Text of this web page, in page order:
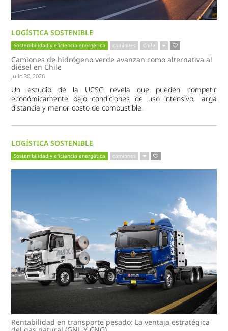
LOGÍSTICA SOSTENIBLE
Sostenibilidad y eficiencia energética camiones Chile
Camiones de hidrógeno verde avanzan como alternativa al
diésel en Chile
Julio 30, 2026
Un estudio de la UCSC revela que pueden competir
económicamente bajo condiciones de uso intensivo, larga
distancia y menor costo de combustible.
LOGÍSTICA SOSTENIBLE
Sostenibilidad y eficiencia energética camiones
Rentabilidad en transporte pesado: La ventaja estratégica